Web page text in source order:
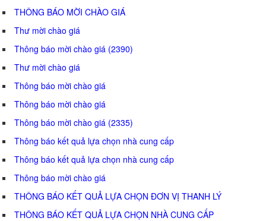
THÔNG BÁO MỜI CHÀO GIÁ
Thư mời chào giá
Thông báo mời chào giá (2390)
Thư mời chào giá
Thông báo mời chào giá
Thông báo mời chào giá
Thông báo mời chào giá (2335)
Thông báo kết quả lựa chọn nhà cung cấp
Thông báo kết quả lựa chọn nhà cung cấp
Thông báo mời chào giá
THÔNG BÁO KẾT QUẢ LỰA CHỌN ĐƠN VỊ THANH LÝ
THÔNG BÁO KẾT QUẢ LỰA CHỌN NHÀ CUNG CẤP